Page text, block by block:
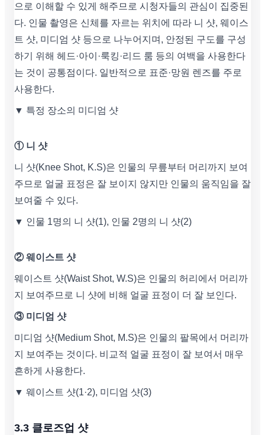
으로 이해할 수 있게 해주므로 시청자들의 관심이 집중된
다. 인물 촬영은 신체를 자르는 위치에 따라 니 샷, 웨이스
트 샷, 미디엄 샷 등으로 나누어지며, 안정된 구도를 구성
하기 위해 헤드·아이·룩킹·리드 룸 등의 여백을 사용한다
는 것이 공통점이다. 일반적으로 표준·망원 렌즈를 주로
사용한다.
▼ 특정 장소의 미디엄 샷
① 니 샷
니 샷(Knee Shot, K.S)은 인물의 무릎부터 머리까지 보여
주므로 얼굴 표정은 잘 보이지 않지만 인물의 움직임을 잘
보여줄 수 있다.
▼ 인물 1명의 니 샷(1), 인물 2명의 니 샷(2)
② 웨이스트 샷
웨이스트 샷(Waist Shot, W.S)은 인물의 허리에서 머리까
지 보여주므로 니 샷에 비해 얼굴 표정이 더 잘 보인다.
③ 미디엄 샷
미디엄 샷(Medium Shot, M.S)은 인물의 팔목에서 머리까
지 보여주는 것이다. 비교적 얼굴 표정이 잘 보여서 매우
흔하게 사용한다.
▼ 웨이스트 샷(1·2), 미디엄 샷(3)
3.3 클로즈업 샷